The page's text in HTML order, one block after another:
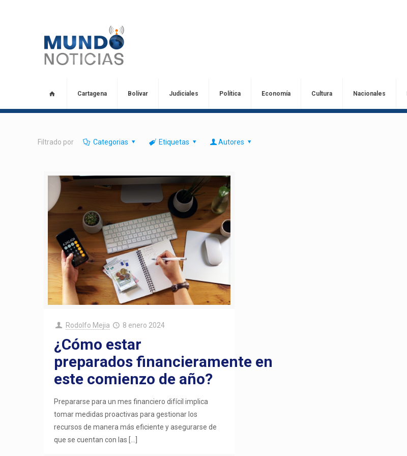
Cartagena Bolívar Judiciales Política Economía Cultura Nacionales
Filtrado por Categorias Etiquetas Autores
Rodolfo Mejia 8 enero 2024
¿Cómo estar
preparados financieramente en
este comienzo de año?
Prepararse para un mes financiero difícil implica
tomar medidas proactivas para gestionar los
recursos de manera más eficiente y asegurarse de
que se cuentan con las